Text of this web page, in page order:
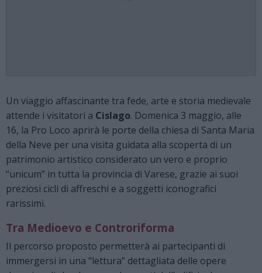
Un viaggio affascinante tra fede, arte e storia medievale
attende i visitatori a Cislago. Domenica 3 maggio, alle
16, la Pro Loco aprirà le porte della chiesa di Santa Maria
della Neve per una visita guidata alla scoperta di un
patrimonio artistico considerato un vero e proprio
“unicum” in tutta la provincia di Varese, grazie ai suoi
preziosi cicli di affreschi e a soggetti iconografici
rarissimi.
Tra Medioevo e Controriforma
Il percorso proposto permetterà ai partecipanti di
immergersi in una “lettura” dettagliata delle opere